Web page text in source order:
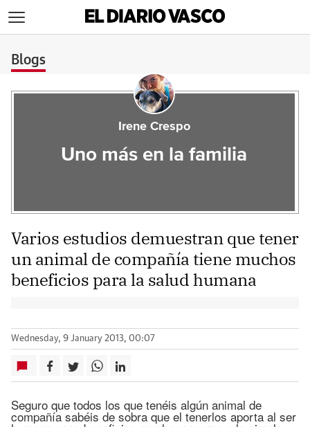
Blogs
Irene Crespo
Uno más en la familia
Varios estudios demuestran que tener
un animal de compañía tiene muchos
beneficios para la salud humana
Wednesday, 9 January 2013, 00:07
Seguro que todos los que tenéis algún animal de
compañía sabéis de sobra que el tenerlos aporta al ser